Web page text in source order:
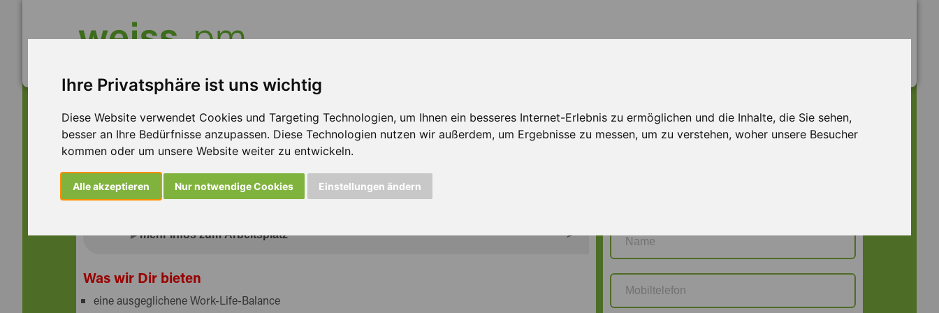
Ihre Privatsphäre ist uns wichtig
Diese Website verwendet Cookies und Targeting Technologien, um Ihnen ein besseres Internet-Erlebnis zu ermöglichen und die Inhalte, die Sie sehen,
besser an Ihre Bedürfnisse anzupassen. Diese Technologien nutzen wir außerdem, um Ergebnisse zu messen, um zu verstehen, woher unsere Besucher
kommen oder um unsere Website weiter zu entwickeln.
Alle akzeptieren Nur notwendige Cookies Einstellungen ändern
Helfer (m/w/d) Lebensmittelherstellung | 2
Schichten
mehr Infos zum Arbeitsplatz
Du möchtest in einem spannenden Unternehmen arbeiten und besondere Lebensmittel für ganz
Was wir Dir bieten
eine ausgeglichene Work-Life-Balance
Jetzt bewerben HU W 129829